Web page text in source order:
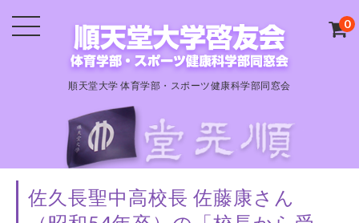
順天堂大学 体育学部・スポーツ健康科学部同窓会
0
佐久長聖中高校長 佐藤康さん